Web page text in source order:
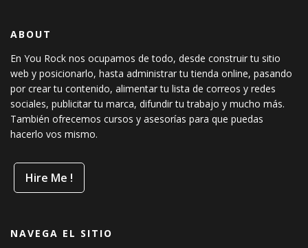
ABOUT
En You Rock nos ocupamos de todo, desde construir tu sitio
web y posicionarlo, hasta administrar tu tienda online, pasando
por crear tu contenido, alimentar tu lista de correos y redes
sociales, publicitar tu marca, difundir tu trabajo y mucho más.
También ofrecemos cursos y asesorías para que puedas
hacerlo vos mismo.
Hire Me !
NAVEGA EL SITIO